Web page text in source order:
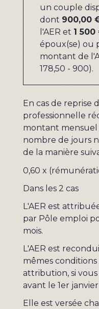
un couple
dont 900,00
l'AER et 1 500
époux(se) ou
montant de
178,50 - 900).
En cas de reprise
professionnelle
montant mensuel
nombre de jours
de la manière
0,60 x
Dans les 2 cas
L'AER est
par Pôle emploi
mois.
L'AER est
mêmes conditions
attribution, si
avant le 1er janvier
Elle est versée